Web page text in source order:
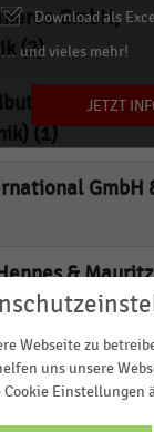
GmbH,
(2)
(1)
GmbH
& Mauritz
N.V., Drogerie
Download als
… und vieles mehr!
JETZT
Webseite zu
uns unsere
Cookie Einstellungen